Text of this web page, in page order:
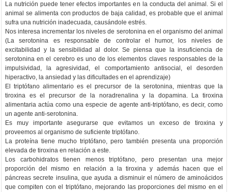
La nutrición puede tener efectos importantes en la conducta del animal. Si el
animal se alimenta con productos de baja calidad, es probable que el animal
sufra una nutrición inadecuada, causándole estrés.
Nos interesa incrementar los niveles de serotonina en el organismo del animal
(La serotonina es responsable de controlar el humor, los niveles de
excitabilidad y la sensibilidad al dolor. Se piensa que la insuficiencia de
serotonina en el cerebro es uno de los elementos claves responsables de la
impulsividad, la agresividad, el comportamiento antisocial, el desorden
hiperactivo, la ansiedad y las dificultades en el aprendizaje)
El triptófano alimentario es el precursor de la serotonina, mientras que la
tiroxina es el precursor de la noradrenalina y la dopamina. La tiroxina
alimentaria actúa como una especie de agente anti-triptófano, es decir, como
un agente anti-serotonina.
Es muy importante asegurarse que evitamos un exceso de tiroxina y
proveemos al organismo de suficiente triptófano.
La proteína tiene mucho triptófano, pero también presenta una proporción
elevada de tiroxina en relación a este.
Los carbohidratos tienen menos triptófano, pero presentan una mejor
proporción del mismo en relación a la tiroxina y además hacen que el
páncreas secrete insulina, que ayuda a disminuir el número de aminoácidos
que compiten con el triptófano, mejorando las proporciones del mismo en el